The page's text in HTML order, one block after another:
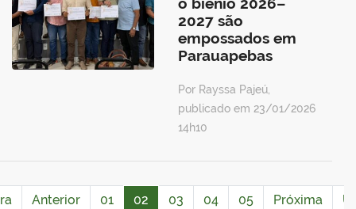
2027 são
empossados em
Parauapebas
Por Rayssa Pajeú,
publicado em 23/01/2026
14h10
Anterior 01 02 03 04 05 Próxima